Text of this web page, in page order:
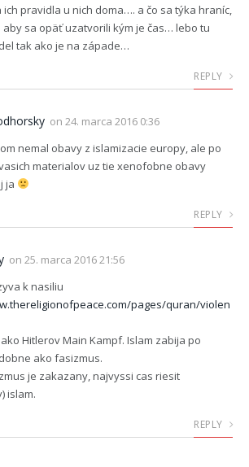
ich pravidla u nich doma…. a čo sa týka hraníc,
aby sa opäť uzatvorili kým je čas… lebo tu
tak ako je na západe…
REPLY
on 24. marca 2016 0:36
nemal obavy z islamizacie europy, ale po
materialov uz tie xenofobne obavy
ja
REPLY
on 25. marca 2016 21:56
k nasiliu
pages/quran/violen
Hitlerov Main Kampf. Islam zabija po
ako fasizmus.
je zakazany, najvyssi cas riesit
islam.
REPLY